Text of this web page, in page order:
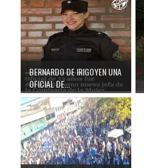
BERNARDO DE IRIGOYEN UNA
OFICIAL DE...